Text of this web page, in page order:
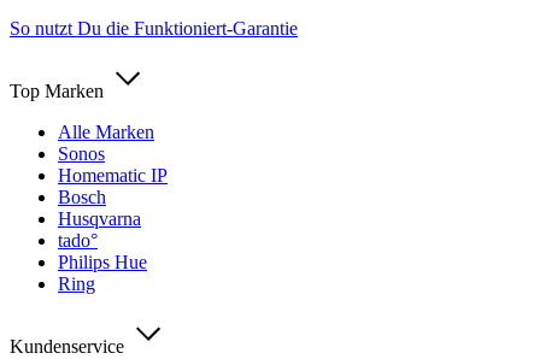
So nutzt Du die Funktioniert-Garantie
Top Marken
Alle Marken
Sonos
Homematic IP
Bosch
Husqvarna
tado°
Philips Hue
Ring
Kundenservice